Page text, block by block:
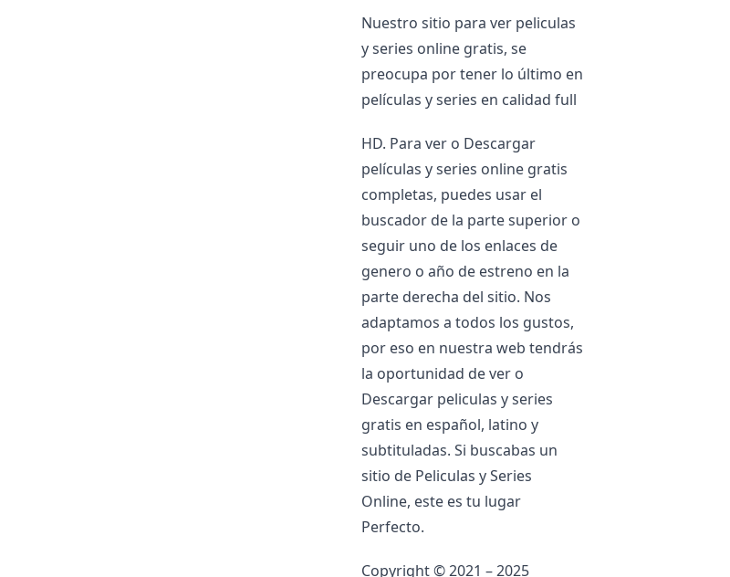
Nuestro sitio para ver peliculas
y series online gratis, se
preocupa por tener lo último en
películas y series en calidad full
HD. Para ver o Descargar
películas y series online gratis
completas, puedes usar el
buscador de la parte superior o
seguir uno de los enlaces de
genero o año de estreno en la
parte derecha del sitio. Nos
adaptamos a todos los gustos,
por eso en nuestra web tendrás
la oportunidad de ver o
Descargar peliculas y series
gratis en español, latino y
subtituladas. Si buscabas un
sitio de Peliculas y Series
Online, este es tu lugar
Perfecto.
Copyright © 2021 – 2025